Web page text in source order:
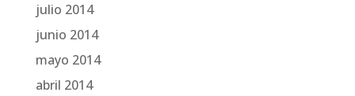
julio 2014
junio 2014
mayo 2014
abril 2014